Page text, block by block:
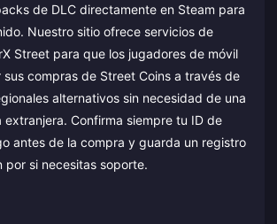
de DLC directamente en Steam para
Nuestro sitio ofrece servicios de
Street para que los jugadores de móvil
compras de Street Coins a través de
alternativos sin necesidad de una
Confirma siempre tu ID de
antes de la compra y guarda un registro
por si necesitas soporte.